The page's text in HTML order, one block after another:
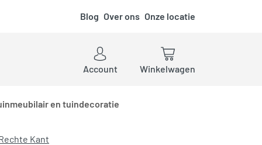
Blog Over ons Onze locatie
Account
Winkelwagen
en tuindecoratie
Kant